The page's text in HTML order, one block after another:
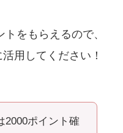
をもらえるので、
用してください！
2000ポイント確